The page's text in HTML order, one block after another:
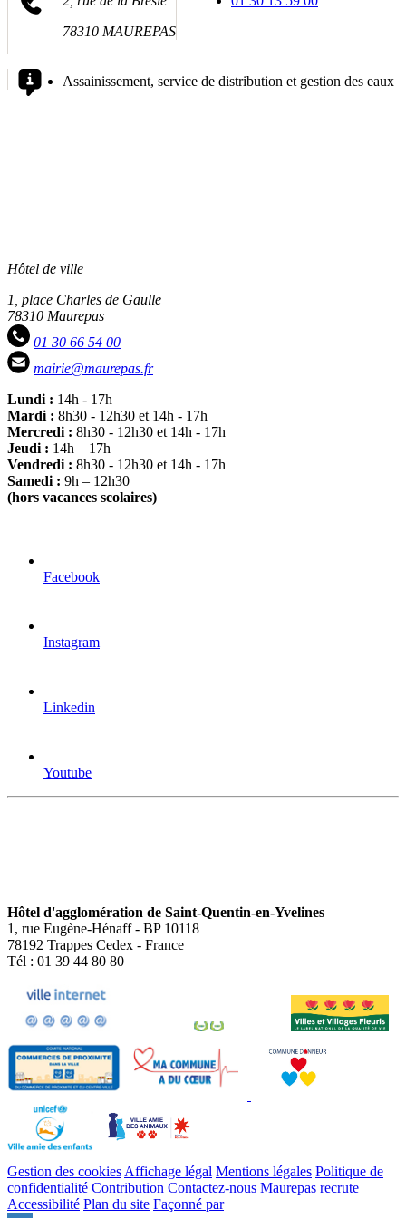
78310 MAUREPAS
Assainissement, service de distribution et gestion des eaux
Hôtel de ville
1, place Charles de Gaulle
78310 Maurepas
01 30 66 54 00
mairie@maurepas.fr
Lundi : 14h - 17h
Mardi : 8h30 - 12h30 et 14h - 17h
Mercredi : 8h30 - 12h30 et 14h - 17h
Jeudi : 14h – 17h
Vendredi : 8h30 - 12h30 et 14h - 17h
Samedi : 9h – 12h30
(hors vacances scolaires)
Facebook
Instagram
Linkedin
Youtube
Hôtel d'agglomération de Saint-Quentin-en-Yvelines
1, rue Eugène-Hénaff - BP 10118
78192 Trappes Cedex - France
Tél : 01 39 44 80 80
Gestion des cookies Affichage légal Mentions légales Politique de
confidentialité Contribution Contactez-nous Maurepas recrute
Accessibilité Plan du site Façonné par